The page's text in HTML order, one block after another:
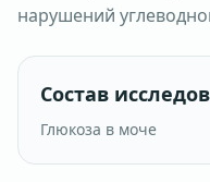
нарушений
Состав
Глюкоза в моче